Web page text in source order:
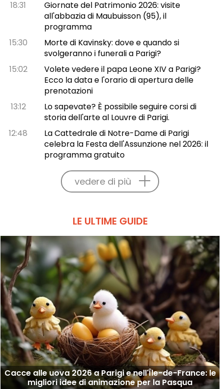
18:31
Giornate del Patrimonio 2026: visite
all'abbazia di Maubuisson (95), il
programma
15:30
Morte di Kavinsky: dove e quando si
svolgeranno i funerali a Parigi?
15:02
Volete vedere il papa Leone XIV a Parigi?
Ecco la data e l'orario di apertura delle
prenotazioni
13:12
Lo sapevate? È possibile seguire corsi di
storia dell'arte al Louvre di Parigi.
12:48
La Cattedrale di Notre-Dame di Parigi
celebra la Festa dell'Assunzione nel 2026: il
programma gratuito
vedere di più
LE ULTIME GUIDE
Cacce alle uova 2026 a Parigi e nell'Île-de-France: le
migliori idee di animazione per la Pasqua